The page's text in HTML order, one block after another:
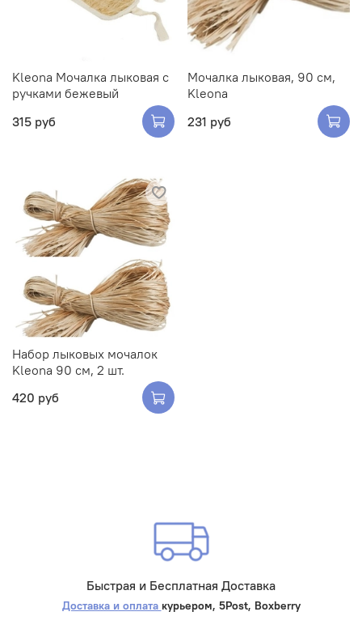
Kleona Мочалка лыковая с
ручками бежевый
315 руб
Мочалка лыковая, 90 см,
Kleona
231 руб
Набор лыковых мочалок
Kleona 90 см, 2 шт.
420 руб
Быстрая и Бесплатная Доставка
Доставка и оплата курьером, 5Post, Boxberry